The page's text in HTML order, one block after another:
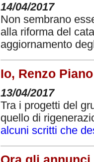
14/04/2017
Non sembrano
alla riforma del
aggiornamento
Io, Renzo
13/04/2017
Tra i progetti del
quello di
alcuni scritti che